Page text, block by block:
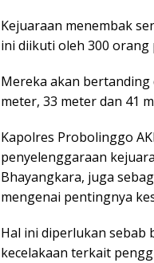
Kejuaraan menembak
ini diikuti oleh 300 orang
Mereka akan
meter, 33 meter dan 41
Kapolres Probolinggo
penyelenggaraan
Bhayangkara, juga
mengenai pentingnya
Hal ini diperlukan sebab
kecelakaan terkait